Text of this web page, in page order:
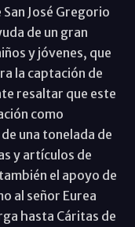
José Gregorio
de un gran
y jóvenes, que
la captación de
resaltar que este
como
una tonelada de
y artículos de
el apoyo de
al señor Eurea
hasta Cáritas de